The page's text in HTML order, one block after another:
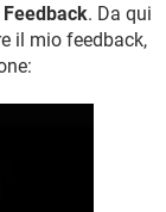
. Da qui
il mio feedback,